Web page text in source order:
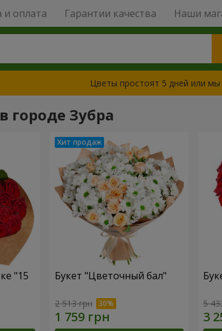
и оплата Гарантии качества Наши
Цветы простоят 5 дней или мы
городе Зубра
"15 Букет "Цветочный бал"
2 513 грн 5